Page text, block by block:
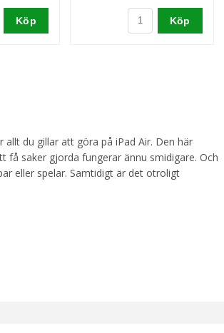
Köp Köp
du gillar att göra på iPad Air. Den här
saker gjorda fungerar ännu smidigare. Och
eller spelar. Sam­tidigt är det otroligt